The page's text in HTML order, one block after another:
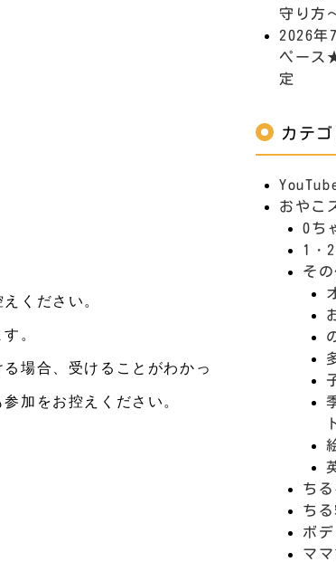
ください。
。
場合、受けることがわかっ
加をお控えください。
守り方
2026年
ペース
定
カテゴ
おやこ
0ち
1・
その
ち
ちる
ボ
マ